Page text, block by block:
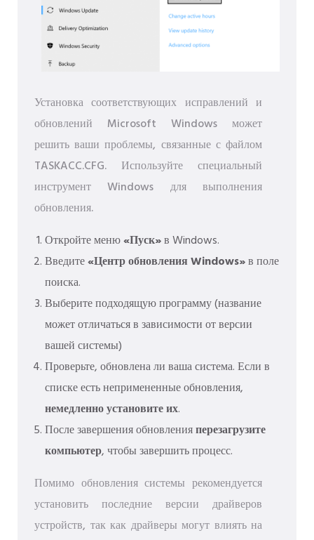
Установка соответствующих исправлений и
обновлений Microsoft Windows может
решить ваши проблемы, связанные с файлом
TASKACC.CFG. Используйте специальный
инструмент Windows для выполнения
обновления.
Откройте меню«Пуск»в Windows.
Введите«Центр обновления Windows»в поле
поиска.
Выберите подходящую программу (название
может отличаться в зависимости от версии
вашей системы)
Проверьте, обновлена ​​ли ваша система. Если в
списке есть непримененные обновления,
немедленно установите их.
После завершения обновленияперезагрузите
компьютер, чтобы завершить процесс.
Помимо обновления системы рекомендуется
установить последние версии драйверов
устройств, так как драйверы могут влиять на